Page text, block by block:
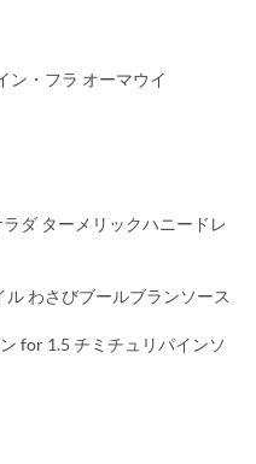
ン・フラ オーマウイ
ダ ターメリックハニードレ
ル わさびブールブランソース
for 1.5 チミチュリパインソ